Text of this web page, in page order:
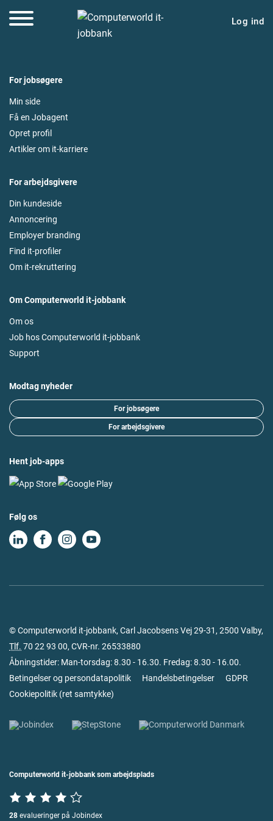
Log ind
For jobsøgere
Min side
Få en Jobagent
Opret profil
Artikler om it-karriere
For arbejdsgivere
Din kundeside
Annoncering
Employer branding
Find it-profiler
Om it-rekruttering
Om Computerworld it-jobbank
Om os
Job hos Computerworld it-jobbank
Support
Modtag nyheder
For jobsøgere
For arbejdsgivere
Hent job-apps
Følg os
© Computerworld it-jobbank, Carl Jacobsens Vej 29-31, 2500 Valby,
Tlf. 70 22 93 00, CVR-nr. 26533880
Åbningstider: Man-torsdag: 8.30 - 16.30. Fredag: 8.30 - 16.00.
Betingelser og persondatapolitik
Handelsbetingelser
GDPR
Cookiepolitik (ret samtykke)
Computerworld it-jobbank som arbejdsplads
28 evalueringer på Jobindex